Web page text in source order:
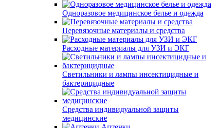
Одноразовое медицинское белье и одежда
Перевязочные материалы и средства
Расходные материалы для УЗИ и ЭКГ
Светильники и лампы инсектицидные и
бактерицидные
Средства индивидуальной защиты
медицинские